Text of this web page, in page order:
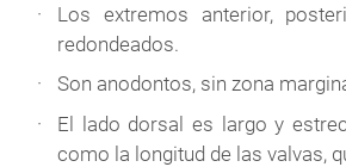
Los extremos anterior,
redondeados.
Son anodontos, sin zona
El lado dorsal es largo y
como la longitud de las valvas,